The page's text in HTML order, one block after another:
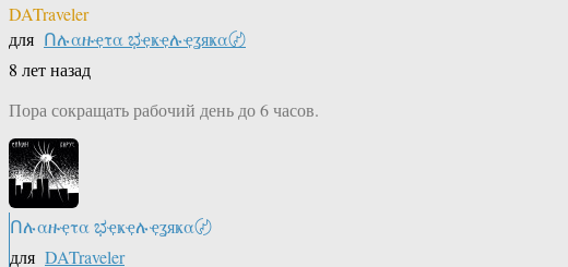
DATraveler
для Ոሉαዙҿτα ಭҿҝҿሉҿʓяҝα〄
8 лет назад
Пора сокращать рабочий день до 6 часов.
Ոሉαዙҿτα ಭҿҝҿሉҿʓяҝα〄
для DATraveler